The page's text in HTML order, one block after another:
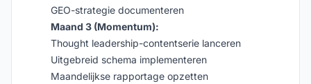
GEO-strategie documenteren
Maand 3 (Momentum):
Thought leadership-contentserie lanceren
Uitgebreid schema implementeren
Maandelijkse rapportage opzetten